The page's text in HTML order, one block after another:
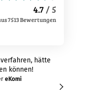
4.7 / 5
7513Bewertungen
hätte
können!
eKomi